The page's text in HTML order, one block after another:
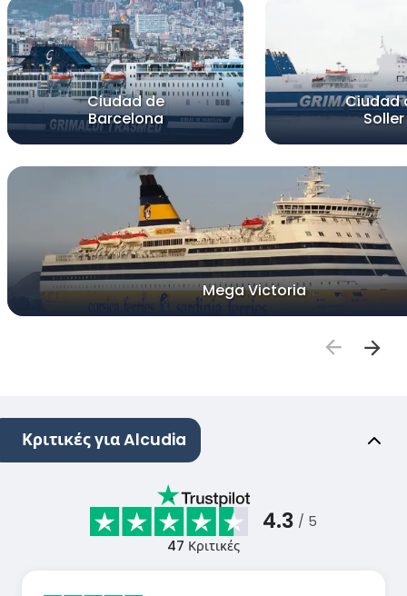
Ciudad de
Barcelona
Ciudad
Soller
Mega Victoria
Κριτικές για Alcudia
4.3 / 5
47 Κριτικές